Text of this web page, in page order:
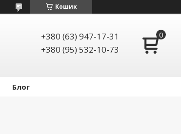
Кошик
+380 (63) 947-17-31
+380 (95) 532-10-73
Блог